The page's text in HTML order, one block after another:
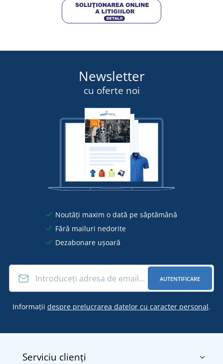
Newsletter
cu oferte noi
Noutăți maxim o dată pe săptămână
Fără mailuri nedorite
Dezabonare ușoară
AUTENTIFICARE
Informații despre prelucrarea datelor cu caracter personal.
Serviciu clienți